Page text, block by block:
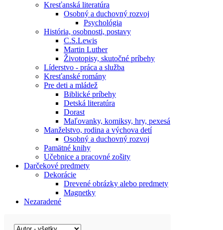
Kresťanská literatúra
Osobný a duchovný rozvoj
Psychológia
História, osobnosti, postavy
C.S.Lewis
Martin Luther
Životopisy, skutočné príbehy
Líderstvo - práca a služba
Kresťanské romány
Pre deti a mládež
Biblické príbehy
Detská literatúra
Dorast
Maľovanky, komiksy, hry, pexesá
Manželstvo, rodina a výchova detí
Osobný a duchovný rozvoj
Pamätné knihy
Učebnice a pracovné zošity
Darčekové predmety
Dekorácie
Drevené obrázky alebo predmety
Magnetky
Nezaradené